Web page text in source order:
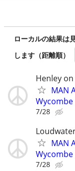
ローカルの結果は
します（距離順）
Henley
MAN
7/28
MAN
7/28